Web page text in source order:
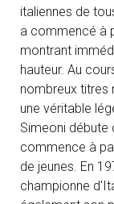
italiennes de
a commencé à
montrant
hauteur. Au
nombreux titres
une véritable
Simeoni débute
commence à
de jeunes. En
championne